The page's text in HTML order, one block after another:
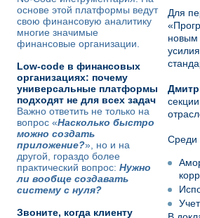
основе этой платформы ведут
свою финансовую аналитику
многие значимые
финансовые организации.
Low-code в финансовых
организациях: почему
универсальные платформы
подходят не для всех задач
Важно ответить не только на
вопрос «Насколько быстро
можно создать
приложение?», но и на
другой, гораздо более
практический вопрос: Нужно
ли вообще создавать
систему с нуля?
Звоните, когда клиенту
Для
новым
Среди